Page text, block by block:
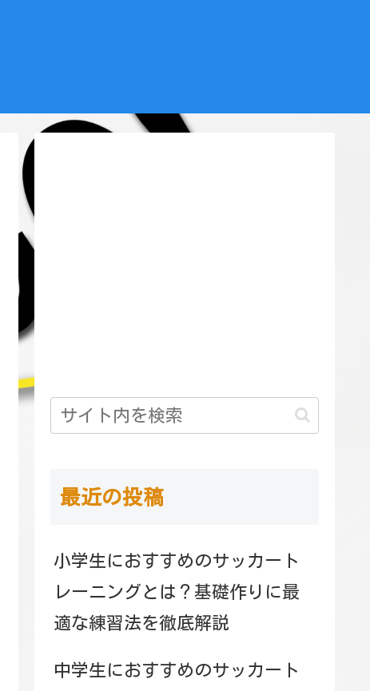
最近の投稿
小学生におすすめのサッカート
レーニングとは？基礎作りに最
適な練習法を徹底解説
中学生におすすめのサッカート